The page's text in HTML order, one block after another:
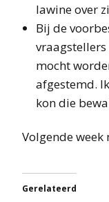
lawine over
Bij de
mocht
afgestemd.
kon die
Volgende week
Gerelateerd